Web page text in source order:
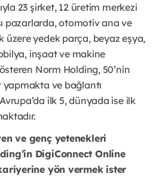
23 şirket, 12 üretim merkezi
pazarlarda, otomotiv ana ve
yedek parça, beyaz eşya,
inşaat ve makine
Norm Holding, 50’nin
ve bağlantı
ilk 5, dünyada ise ilk
ve genç yetenekleri
DigiConnect Online
yön vermek ister